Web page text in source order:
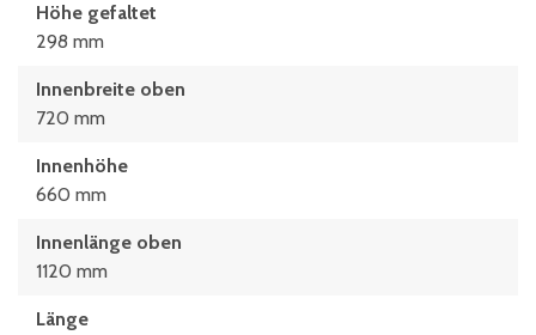
Höhe gefaltet
298 mm
Innenbreite oben
720 mm
Innenhöhe
660 mm
Innenlänge oben
1120 mm
Länge